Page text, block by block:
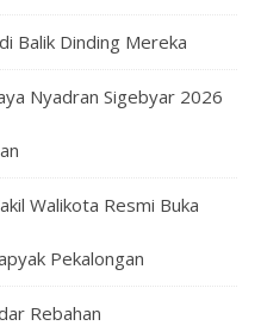
Balik Dinding Mereka
Nyadran Sigebyar 2026
Walikota Resmi Buka
Pekalongan
Rebahan